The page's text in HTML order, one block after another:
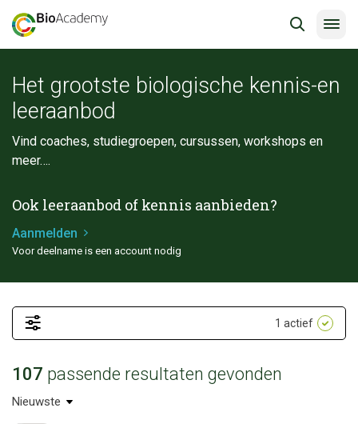
Het grootste biologische kennis-en
leeraanbod
Vind coaches, studiegroepen, cursussen, workshops en
meer….
Ook leeraanbod of kennis aanbieden?
Aanmelden
Voor deelname is een account nodig
1 actief
107 passende resultaten gevonden